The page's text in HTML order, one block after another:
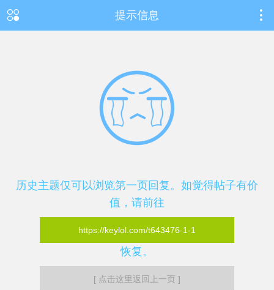
提示信息
历史主题仅可以浏览第一页回复。如觉得帖子有价
值，请前往
https://keylol.com/t643476-1-1
恢复。
[ 点击这里返回上一页 ]